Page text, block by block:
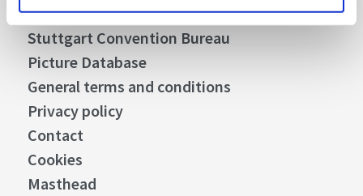
Press
Stuttgart Convention Bureau
Picture Database
General terms and conditions
Privacy policy
Contact
Cookies
Masthead